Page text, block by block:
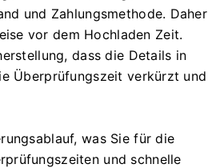
und Zahlungsmethode. Daher
vor dem Hochladen Zeit.
dass die Details in
Überprüfungszeit verkürzt und
was Sie für die
und schnelle